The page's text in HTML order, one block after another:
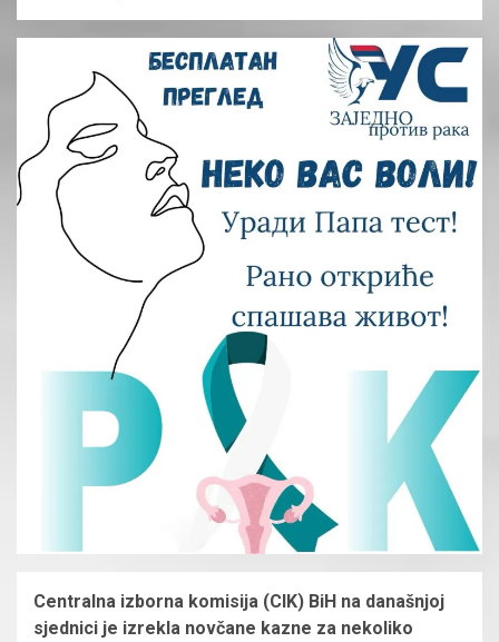
Centralna izborna komisija (CIK) BiH na današnjoj
sjednici je izrekla novčane kazne za nekoliko